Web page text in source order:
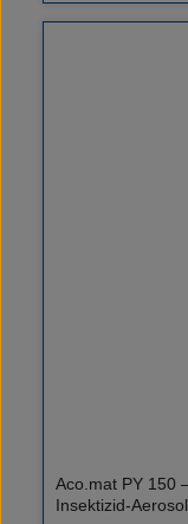
Arten (Deutsche,
auch köderscheue
Erfolge: 50%
Langanhaltend:
Domino Effekt®
Diskrete
Frei von
sensiblen Bereichen
Köderpunkte
Schabenverstecke setzen
Deutsche,
Lieferumfang 1x Maxforce® Platin Schabengel
Aco.mat PY 150
Insektizid-